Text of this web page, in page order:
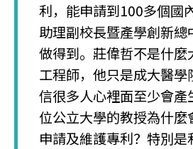
利，能申請到100多個國
助理副校長暨產學創新
做得到。莊偉哲不是什麼
工程師，他只是成大醫
信很多人心裡面至少會
位公立大學的教授為什
申請及維護專利？特別